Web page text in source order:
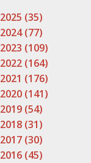
2025 (35)
2024 (77)
2023 (109)
2022 (164)
2021 (176)
2020 (141)
2019 (54)
2018 (31)
2017 (30)
2016 (45)